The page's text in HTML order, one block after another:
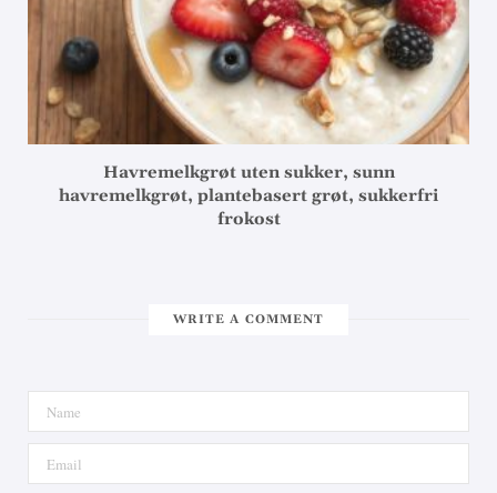
Havremelkgrøt uten sukker, sunn
havremelkgrøt, plantebasert grøt, sukkerfri
frokost
WRITE A COMMENT